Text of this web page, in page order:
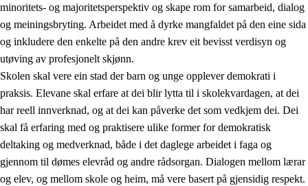
minoritets- og majoritetsperspektiv og skape rom for samarbeid, dialog
og meiningsbryting. Arbeidet med å dyrke mangfaldet på den eine sida
og inkludere den enkelte på den andre krev eit bevisst verdisyn og
utøving av profesjonelt skjønn.
Skolen skal vere ein stad der barn og unge opplever demokrati i
praksis. Elevane skal erfare at dei blir lytta til i skolekvardagen, at dei
har reell innverknad, og at dei kan påverke det som vedkjem dei. Dei
skal få erfaring med og praktisere ulike former for demokratisk
deltaking og medverknad, både i det daglege arbeidet i faga og
gjennom til dømes elevråd og andre rådsorgan. Dialogen mellom lærar
og elev, og mellom skole og heim, må vere basert på gjensidig respekt.